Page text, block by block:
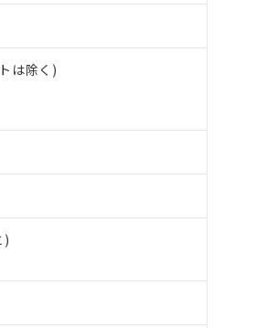
は除く)
)
利用に関して"
きます。
、過去に遡って非含有を証明するものでは
応では、対応完了までの期間は出荷製品
ました。
ことから、特段のことがない限り、2022